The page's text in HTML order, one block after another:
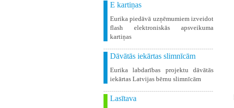
E kartiņas
Eurika piedāvā uzņēmumiem izveidot
flash elektroniskās apsveikuma
kartiņas
Dāvātās iekārtas slimnīcām
Eurika labdarības projektu dāvātās
iekārtas Latvijas bērnu slimnīcām
Lasītava